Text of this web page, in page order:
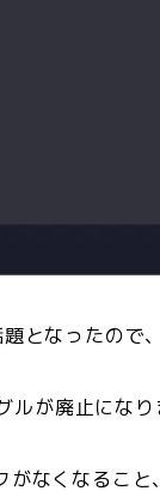
となったので
ルが廃止になり
なくなること